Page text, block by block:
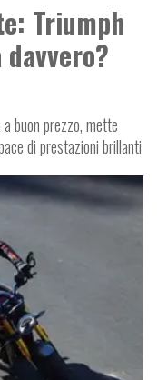
Triumph
buon prezzo, mette
di prestazioni brillanti